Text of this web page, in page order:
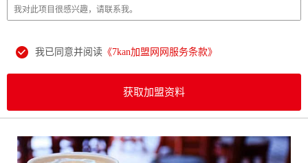
我已同意并阅读 《7kan加盟网网服务条款》
获取加盟资料